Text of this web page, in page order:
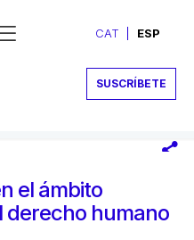
CAT ESP
SUSCRÍBETE
el ámbito
derecho humano